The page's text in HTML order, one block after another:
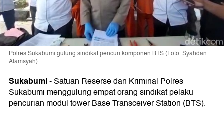
Polres Sukabumi gulung sindikat pencuri komponen BTS (Foto: Syahdan
Alamsyah)
Sukabumi-Satuan Reserse dan Kriminal Polres
Sukabumi menggulung empat orang sindikat pelaku
pencurian modul tower Base Transceiver Station (BTS).